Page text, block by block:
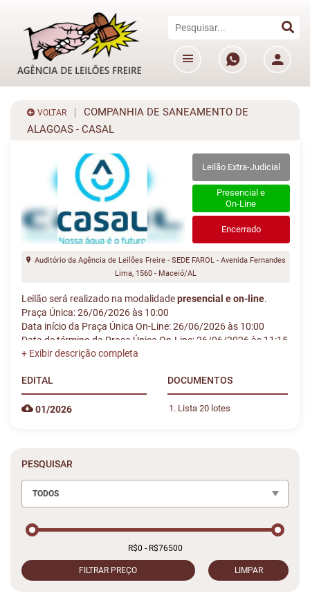
VOLTAR
COMPANHIA DE SANEAMENTO DE
ALAGOAS - CASAL
Leilão Extra-Judicial
Presencial e
On-Line
Encerrado
Auditório da Agência de Leilões Freire - SEDE FAROL - Avenida Fernandes
Lima, 1560 - Maceió/AL
Leilão será realizado na modalidadepresencial e on-line.
Praça Única: 26/06/2026 às 10:00
Data início da Praça Única On-Line: 26/06/2026 às 10:00
Data de término da Praça Única On-Line: 26/06/2026 às 11:15
EDITAL
01/2026
DOCUMENTOS
Lista 20 lotes
PESQUISAR
TODOS
FILTRAR PREÇO LIMPAR